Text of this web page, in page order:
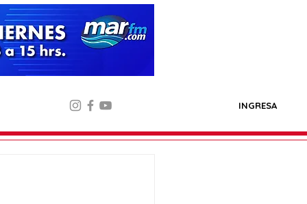
INGRESA